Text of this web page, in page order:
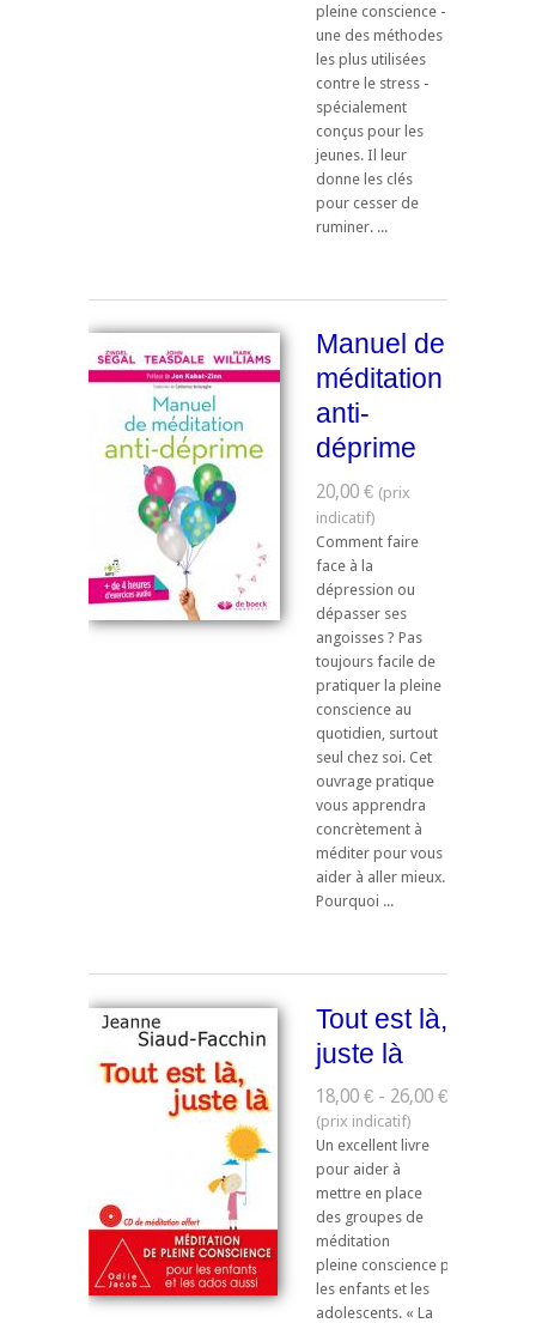
pleine conscience -
une des méthodes
les plus utilisées
contre le stress -
spécialement
conçus pour les
jeunes. Il leur
donne les clés
pour cesser de
ruminer. ...
Manuel de
méditation
anti-
déprime
20,00 €
Comment faire
face à la
dépression ou
dépasser ses
angoisses ? Pas
toujours facile de
pratiquer la pleine
conscience au
quotidien, surtout
seul chez soi. Cet
ouvrage pratique
vous apprendra
concrètement à
méditer pour vous
aider à aller mieux.
Pourquoi ...
Tout est là,
juste là
18,00 € - 26,00 €
Un excellent livre
pour aider à
mettre en place
des groupes de
méditation
pleine conscience pour
les enfants et les
adolescents. « La